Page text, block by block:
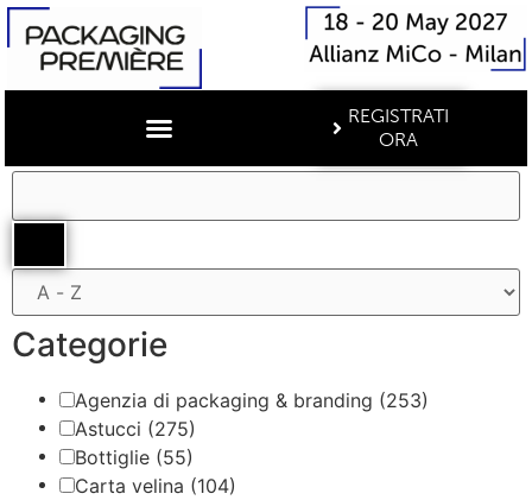
REGISTRATI
ORA
Categorie
Agenzia di packaging & branding (253)
Astucci (275)
Bottiglie (55)
Carta velina (104)